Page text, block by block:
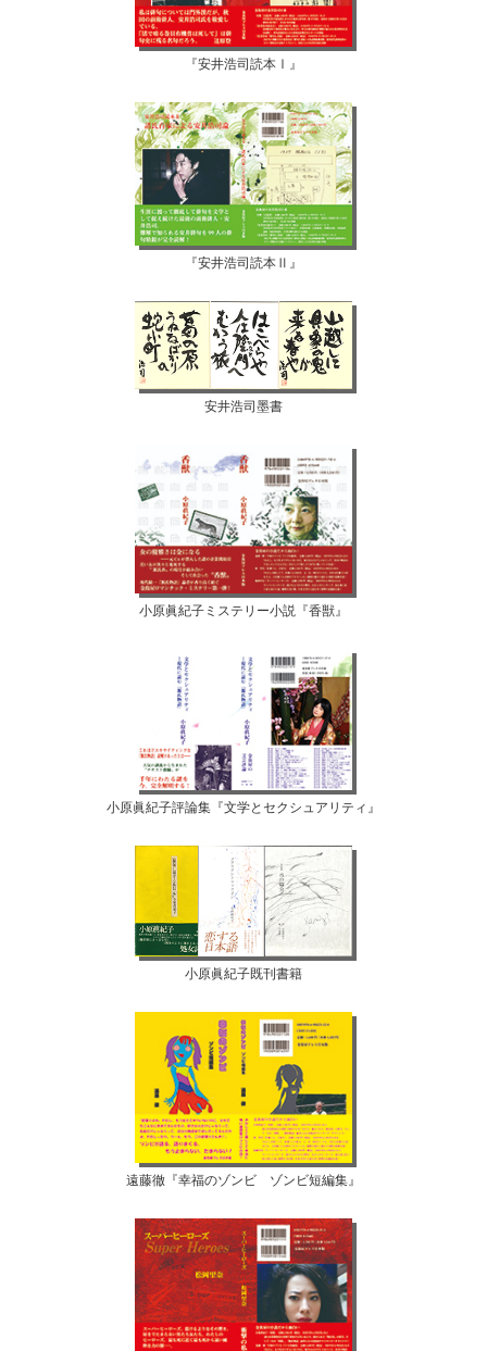
『安井浩司読本Ⅰ』
『安井浩司読本Ⅱ』
安井浩司墨書
小原眞紀子ミステリー小説『香獣』
小原眞紀子評論集『文学とセクシュアリティ』
小原眞紀子既刊書籍
遠藤徹『幸福のゾンビ ゾンビ短編集』